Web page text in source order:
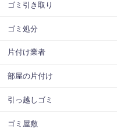
ゴミ引き取り
ゴミ処分
片付け業者
部屋の片付け
引っ越しゴミ
ゴミ屋敷